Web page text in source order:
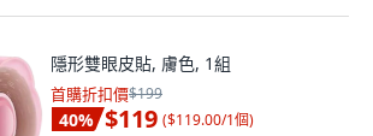
隱形雙眼皮貼, 膚色, 1組
首購折扣價$199
40% $119 ($119.00/1個)